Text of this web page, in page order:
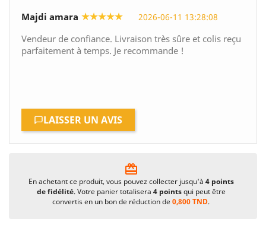
Majdi amara ★★★★★ 2026-06-11 13:28:08
Vendeur de confiance. Livraison très sûre et colis reçu
parfaitement à temps. Je recommande !
LAISSER UN AVIS
card_giftcard
En achetant ce produit, vous pouvez collecter jusqu'à 4points
de fidélité. Votre panier totalisera 4pointsqui peut être
convertis en un bon de réduction de0,800 TND.